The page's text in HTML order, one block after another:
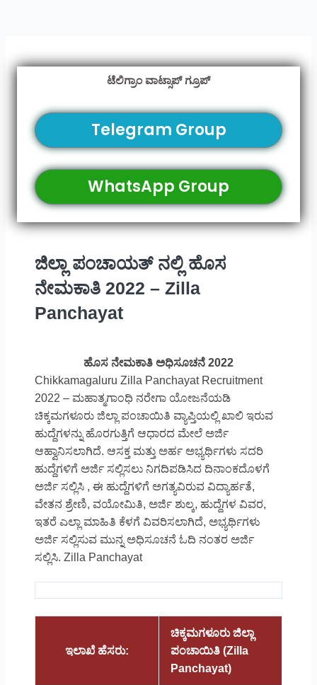
ಟೆಲಿಗ್ರಾಂ ವಾಟ್ಸಾಪ್ ಗ್ರೂಪ್
Telegram Group
WhatsApp Group
ಜಿಲ್ಲಾ ಪಂಚಾಯತ್ ನಲ್ಲಿ ಹೊಸ
ನೇಮಕಾತಿ 2022 – Zilla
Panchayat
ಹೊಸ ನೇಮಕಾತಿ ಅಧಿಸೂಚನೆ 2022
Chikkamagaluru Zilla Panchayat Recruitment
2022 – ಮಹಾತ್ಮಗಾಂಧಿ ನರೇಗಾ ಯೋಜನೆಯಡಿ
ಚಿಕ್ಕಮಗಳೂರು ಜಿಲ್ಲಾ ಪಂಚಾಯಿತಿ ವ್ಯಾಪ್ತಿಯಲ್ಲಿ ಖಾಲಿ ಇರುವ
ಹುದ್ದೆಗಳನ್ನು ಹೊರಗುತ್ತಿಗೆ ಆಧಾರದ ಮೇಲೆ ಅರ್ಜಿ
ಆಹ್ವಾನಿಸಲಾಗಿದೆ. ಆಸಕ್ತ ಮತ್ತು ಅರ್ಹ ಅಭ್ಯರ್ಥಿಗಳು ಸದರಿ
ಹುದ್ದೆಗಳಿಗೆ ಅರ್ಜಿ ಸಲ್ಲಿಸಲು ನಿಗದಿಪಡಿಸಿದ ದಿನಾಂಕದೊಳಗೆ
ಅರ್ಜಿ ಸಲ್ಲಿಸಿ , ಈ ಹುದ್ದೆಗಳಿಗೆ ಅಗತ್ಯವಿರುವ ವಿದ್ಯಾರ್ಹತೆ,
ವೇತನ ಶ್ರೇಣಿ, ವಯೋಮಿತಿ, ಅರ್ಜಿ ಶುಲ್ಕ, ಹುದ್ದೆಗಳ ವಿವರ,
ಇತರೆ ಎಲ್ಲಾ ಮಾಹಿತಿ ಕೆಳಗೆ ವಿವರಿಸಲಾಗಿದೆ, ಅಭ್ಯರ್ಥಿಗಳು
ಅರ್ಜಿ ಸಲ್ಲಿಸುವ ಮುನ್ನ ಅಧಿಸೂಚನೆ ಓದಿ ನಂತರ ಅರ್ಜಿ
ಸಲ್ಲಿಸಿ. Zilla Panchayat
ಇಲಾಖೆ ಹೆಸರು:
ಚಿಕ್ಕಮಗಳೂರು ಜಿಲ್ಲಾ
ಪಂಚಾಯಿತಿ (Zilla
Panchayat)